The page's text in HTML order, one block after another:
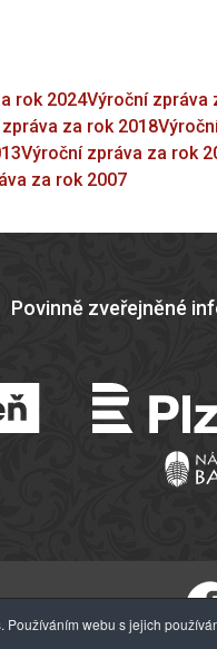
rok 2024Výroční zpráva
za rok 2018
Výroční zpráva za rok
za rok 2007
Povinně zveřejněné
webu s jejich